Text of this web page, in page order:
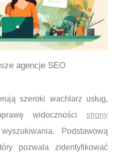
agencje SEO
szeroki wachlarz usług,
widoczności strony
Podstawową
pozwala zidentyfikować